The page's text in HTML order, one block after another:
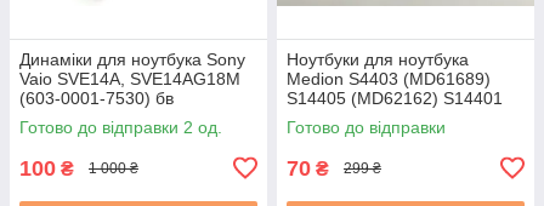
Динаміки для ноутбука Sony
Vaio SVE14A, SVE14AG18M
(603-0001-7530) бв
Готово до відправки 2 од.
100 ₴ 1 000 ₴
Ноутбуки для ноутбука
Medion S4403 (MD61689)
S14405 (MD62162) S14401
(MD61675) S14402
(MD63520) б/у
Готово до відправки
70 ₴ 299 ₴